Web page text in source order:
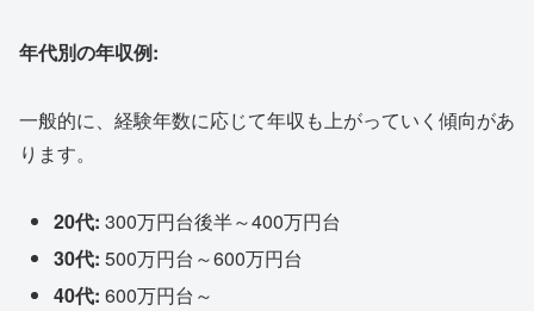
年代別の年収例:
一般的に、経験年数に応じて年収も上がっていく傾向があ
ります。
20代: 300万円台後半～400万円台
30代: 500万円台～600万円台
40代: 600万円台～